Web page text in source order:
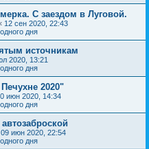
С заездом в Луговой.
12 сен 2020, 22:43
дня
источникам
2020, 13:21
дня
2020"
июн 2020, 14:34
дня
09 июн 2020, 22:54
дня